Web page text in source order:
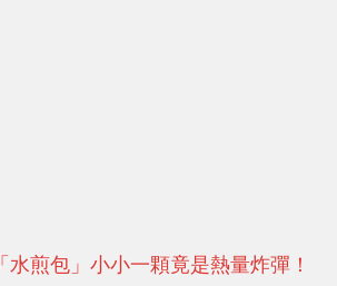
「水煎包」小小一顆竟是熱量炸彈！